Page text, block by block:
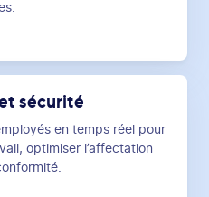
sécurité
en temps réel pour
optimiser l’affectation